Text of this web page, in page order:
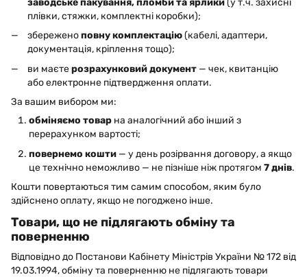
заводське пакування, пломби та ярлики(у т.ч. захисні
плівки, стяжки, комплектні коробки);
збереженоповну комплектацію(кабелі, адаптери,
документація, кріплення тощо);
ви маєтерозрахунковий документ — чек, квитанцію
або електронне підтвердження оплати.
За вашим вибором ми:
обміняємо товар на аналогічний або інший з
перерахунком вартості;
повернемо кошти — у день розірвання договору, а якщо
це технічно неможливо — не пізніше ніж протягом 7 днів.
Кошти повертаються тим самим способом, яким було
здійснено оплату, якщо не погоджено інше.
Товари, що не підлягають обміну та
поверненню
Відповідно до Постанови Кабінету Міністрів України № 172 від
19.03.1994, обміну та поверненню не підлягають товари